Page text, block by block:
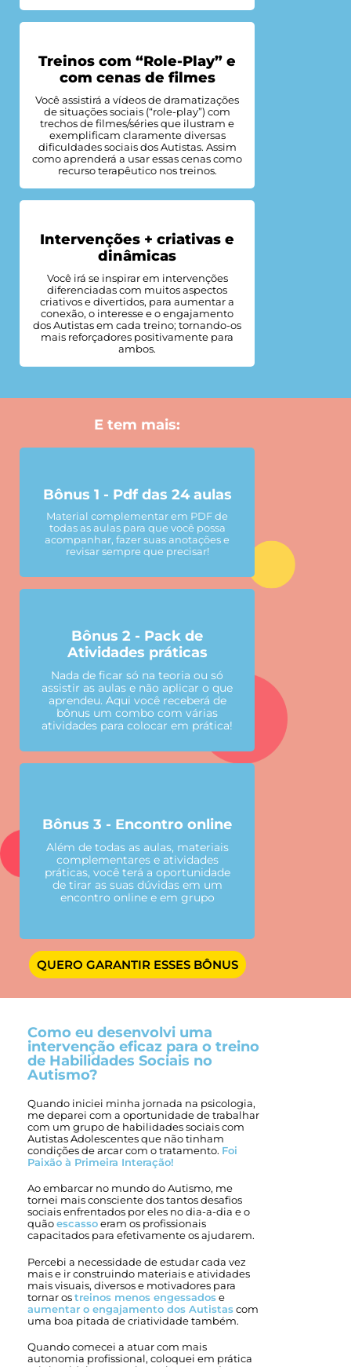
Treinos com “Role-Play” e
com cenas de filmes
Você assistirá a vídeos de dramatizações
de situações sociais (“role-play”) com
trechos de filmes/séries que ilustram e
exemplificam claramente diversas
dificuldades sociais dos Autistas. Assim
como aprenderá a usar essas cenas como
recurso terapêutico nos treinos.
Intervenções + criativas e
dinâmicas
Você irá se inspirar em intervenções
diferenciadas com muitos aspectos
criativos e divertidos, para aumentar a
conexão, o interesse e o engajamento
dos Autistas em cada treino; tornando-os
mais reforçadores positivamente para
ambos.
E tem mais:
Bônus 1 - Pdf das 24 aulas
Material complementar em PDF de
todas as aulas para que você possa
acompanhar, fazer suas anotações e
revisar sempre que precisar!
Bônus 2 - Pack de
Atividades práticas
Nada de ficar só na teoria ou só
assistir as aulas e não aplicar o que
aprendeu. Aqui você receberá de
bônus um combo com várias
atividades para colocar em prática!
Bônus 3 - Encontro online
Além de todas as aulas, materiais
complementares e atividades
práticas, você terá a oportunidade
de tirar as suas dúvidas em um
encontro online e em grupo
QUERO GARANTIR ESSES BÔNUS
Como eu desenvolvi uma
intervenção eficaz para o treino
de Habilidades Sociais no
Autismo?
Quando iniciei minha jornada na psicologia,
me deparei com a oportunidade de trabalhar
com um grupo de habilidades sociais com
Autistas Adolescentes que não tinham
condições de arcar com o tratamento. Foi
Paixão à Primeira Interação!
Ao embarcar no mundo do Autismo, me
tornei mais consciente dos tantos desafios
sociais enfrentados por eles no dia-a-dia e o
quãoescassoeram os profissionais
capacitados para efetivamente os ajudarem.
Percebi a necessidade de estudar cada vez
mais e ir construindo materiais e atividades
mais visuais, diversos e motivadores para
tornar ostreinos menos engessadose
aumentar o engajamento dos Autistascom
uma boa pitada de criatividade também.
Quando comecei a atuar com mais
autonomia profissional, coloquei em prática